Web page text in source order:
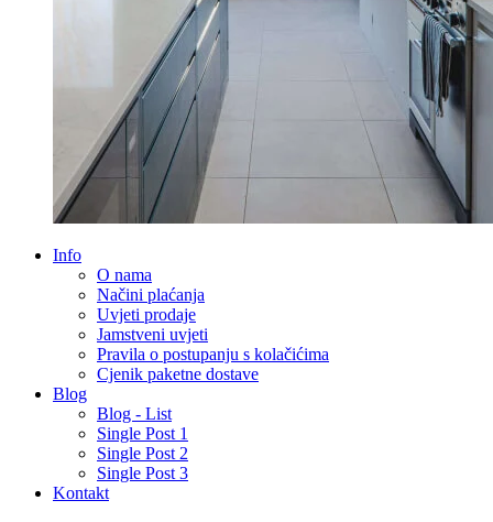
Info
O nama
Načini plaćanja
Uvjeti prodaje
Jamstveni uvjeti
Pravila o postupanju s kolačićima
Cjenik paketne dostave
Blog
Blog - List
Single Post 1
Single Post 2
Single Post 3
Kontakt